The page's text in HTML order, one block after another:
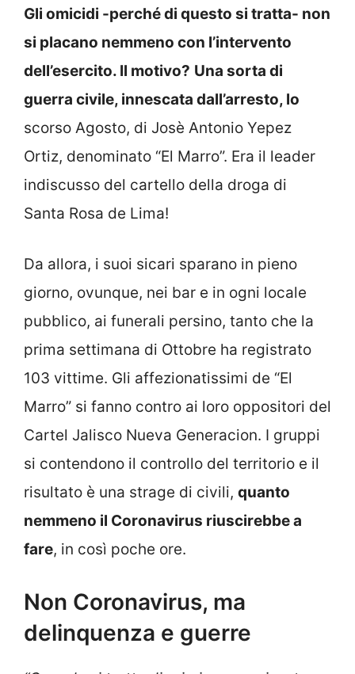
Gli omicidi -perché di questo si tratta- non
si placano nemmeno con l’intervento
dell’esercito. Il motivo? Una sorta di
guerra civile, innescata dall’arresto, lo
scorso Agosto, di Josè Antonio Yepez
Ortiz, denominato “El Marro”. Era il leader
indiscusso del cartello della droga di
Santa Rosa de Lima!
Da allora, i suoi sicari sparano in pieno
giorno, ovunque, nei bar e in ogni locale
pubblico, ai funerali persino, tanto che la
prima settimana di Ottobre ha registrato
103 vittime. Gli affezionatissimi de “El
Marro” si fanno contro ai loro oppositori del
Cartel Jalisco Nueva Generacion. I gruppi
si contendono il controllo del territorio e il
risultato è una strage di civili, quanto
nemmeno il Coronavirus riuscirebbe a
fare, in così poche ore.
Non Coronavirus, ma
delinquenza e guerre